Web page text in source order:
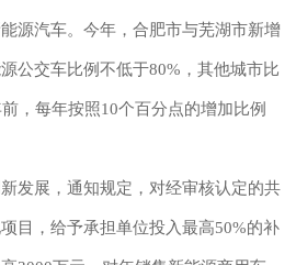
源汽车。今年，合肥市与芜湖市新增
公交车比例不低于80%，其他城市比
，每年按照10个百分点的增加比例
展，通知规定，对经审核认定的共
目，给予承担单位投入最高50%的补